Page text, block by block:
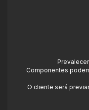
Componentes
O cliente será